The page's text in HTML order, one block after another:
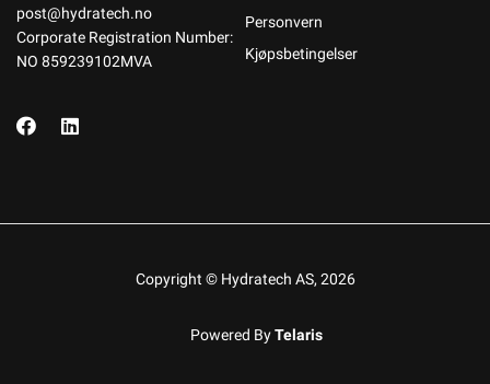
post@hydratech.no
Corporate Registration Number:
NO 859239102MVA
Personvern
Kjøpsbetingelser
Copyright © Hydratech AS, 2026
Powered ByTelaris